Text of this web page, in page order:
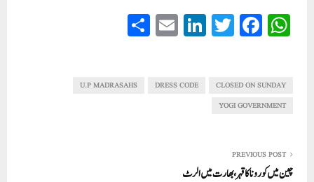
W
ha
A
pp
Fa
ce
ok
T
wi
Li
nk
In
E
m
CLOSED ON SUNDAY
DRESS CODE
U.P MADRASAHS
YOGI GOVERNMENT
PREVIOUS POST
چین میں کورونا کا قہر، بھارت میں الرٹ